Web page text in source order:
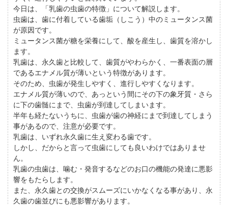
今日は、「乳歯の虫歯の特徴」について解説します。
虫歯は、歯に付着している歯垢（しこう）中のミュータンス菌
が原因です。
ミュータンス菌が糖を栄養にして、酸を産生し、歯質を溶かし
ます。
乳歯は、永久歯と比較して、歯質がやわらかく、一番表面の層
であるエナメル質が薄いという特徴があります。
そのため、虫歯が発生しやすく、進行しやすくなります。
エナメル質が薄いので、あっという間にその下の象牙質・さら
に下の歯髄にまで、虫歯が到達してしまいます。
半年も経たないうちに、虫歯が歯の神経にまで到達してしまう
事があるので、注意が必要です。
乳歯は、いずれ永久歯に生え変わる歯です。
しかし、だからと言って虫歯にしても良いわけではありませ
ん。
乳歯の虫歯は、噛む・発音するなどのお口の機能の発達に悪影
響をもたらします。
また、永久歯との交換がスムーズにいかなくなる事があり、永
久歯の歯並びにも悪影響があります。